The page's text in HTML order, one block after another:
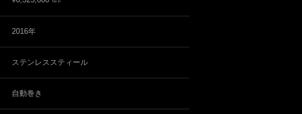
Tax in
2016年
ステンレススティール
自動巻き